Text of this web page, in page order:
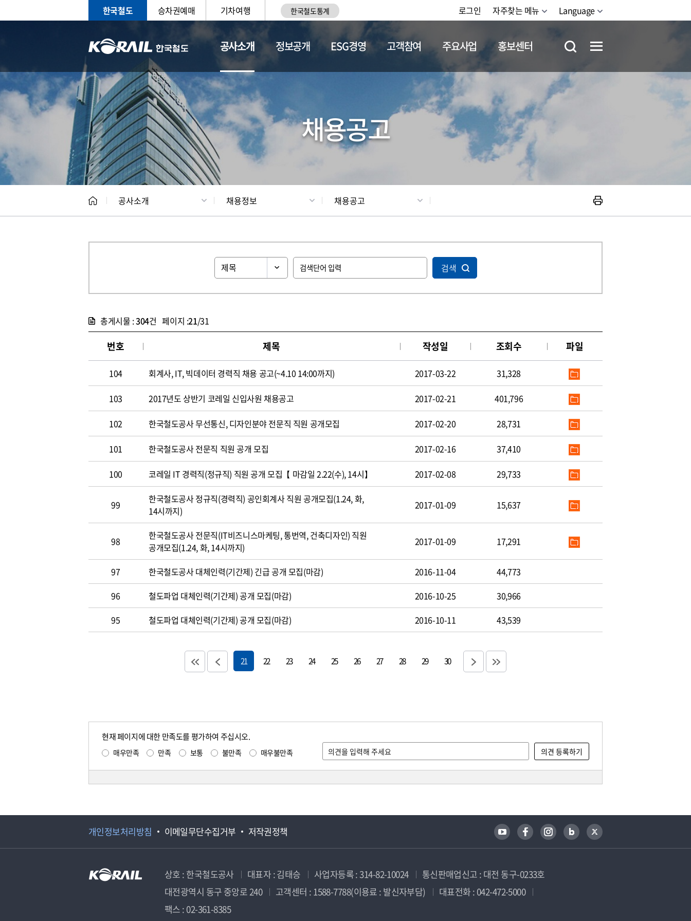
한국철도 승차권예매 기차여행 한국철도통계 로그인 자주찾는 메뉴 Language
공사소개
CEO 일반현황 채용정보
정보공개 ESG경영 고객참여 주요사업 홍보센터
채용공고
공사소개 채용정보 채용공고
검색
총게시물 :304건 페이지 :21/31
번호 제목 작성일 조회수 파일
104 회계사, IT, 빅데이터 경력직 채용 공고(~4.10 14:00까지) 2017-03-22 31,328
103 2017년도 상반기 코레일 신입사원 채용공고 2017-02-21 401,796
102 한국철도공사 무선통신, 디자인분야 전문직 직원 공개모집 2017-02-20 28,731
101 한국철도공사 전문직 직원 공개 모집 2017-02-16 37,410
100 코레일 IT 경력직(정규직) 직원 공개 모집【 마감일 2.22(수), 14시】 2017-02-08 29,733
99
한국철도공사 정규직(경력직) 공인회계사 직원 공개모집(1.24, 화,
14시까지)
2017-01-09 15,637
98
한국철도공사 전문직(IT비즈니스마케팅, 통번역, 건축디자인) 직원
공개모집(1.24, 화, 14시까지)
2017-01-09 17,291
97 한국철도공사 대체인력(기간제) 긴급 공개 모집(마감) 2016-11-04
44,773
96
철도파업 대체인력(기간제) 공개 모집(마감) 2016-10-25
30,966
95
철도파업 대체인력(기간제) 공개 모집(마감) 2016-10-11 43,539
21 22 23 24 25 26 27 28 29 30
현재 페이지에 대한 만족도를 평가하여 주십시오.
매우만족 만족 보통 불만족 매우불만족
개인정보처리방침 이메일무단수집거부 저작권정책
상호 : 한국철도공사 대표자 : 김태승 사업자등록 : 314-82-10024
통신판매업신고 : 대전 동구-0233호
대전광역시 동구 중앙로 240
고객센터 : 1588-7788(이용료 : 발신자부담)
대표전화 : 042-472-5000
팩스 : 02-361-8385